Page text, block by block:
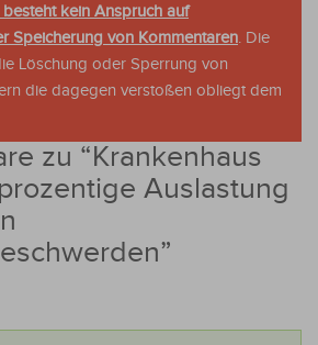
besteht kein Anspruch auf
Speicherung von Kommentaren. Die
Löschung oder Sperrung von
die dagegen verstoßen obliegt dem
zu “Krankenhaus
Auslastung
”